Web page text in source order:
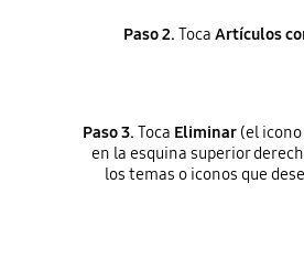
Paso 2. Toca Artículos
Paso 3. Toca Eliminar(el icono
en la esquina superior
los temas o iconos que